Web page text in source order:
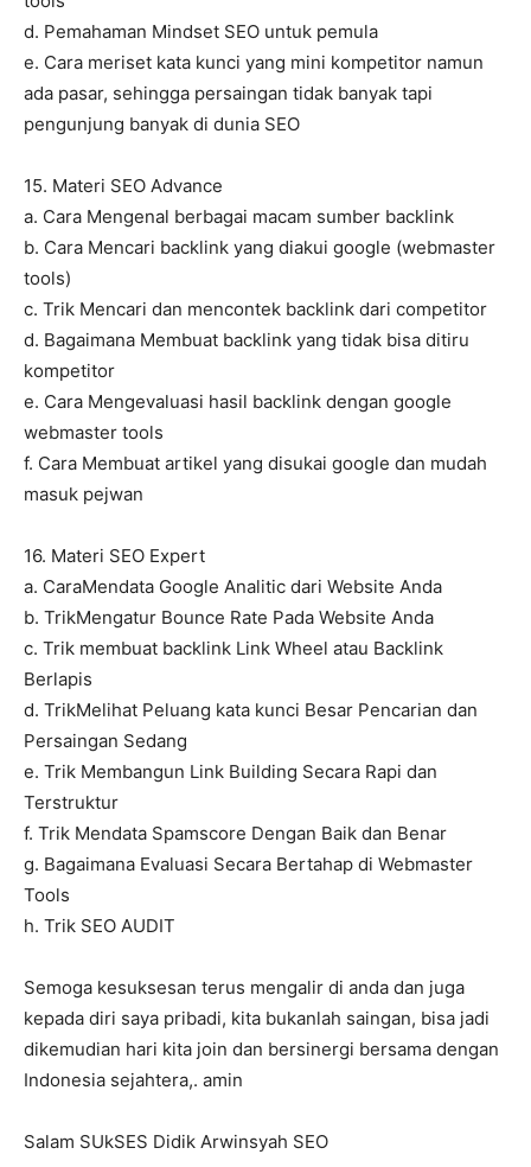
d. Pemahaman Mindset SEO untuk pemula
e. Cara meriset kata kunci yang mini kompetitor namun
ada pasar, sehingga persaingan tidak banyak tapi
pengunjung banyak di dunia SEO
15. Materi SEO Advance
a. Cara Mengenal berbagai macam sumber backlink
b. Cara Mencari backlink yang diakui google (webmaster
tools)
c. Trik Mencari dan mencontek backlink dari competitor
d. Bagaimana Membuat backlink yang tidak bisa ditiru
kompetitor
e. Cara Mengevaluasi hasil backlink dengan google
webmaster tools
f. Cara Membuat artikel yang disukai google dan mudah
masuk pejwan
16. Materi SEO Expert
a. CaraMendata Google Analitic dari Website Anda
b. TrikMengatur Bounce Rate Pada Website Anda
c. Trik membuat backlink Link Wheel atau Backlink
Berlapis
d. TrikMelihat Peluang kata kunci Besar Pencarian dan
Persaingan Sedang
e. Trik Membangun Link Building Secara Rapi dan
Terstruktur
f. Trik Mendata Spamscore Dengan Baik dan Benar
g. Bagaimana Evaluasi Secara Bertahap di Webmaster
Tools
h. Trik SEO AUDIT
Semoga kesuksesan terus mengalir di anda dan juga
kepada diri saya pribadi, kita bukanlah saingan, bisa jadi
dikemudian hari kita join dan bersinergi bersama dengan
Indonesia sejahtera,. amin
Salam SUkSES Didik Arwinsyah SEO